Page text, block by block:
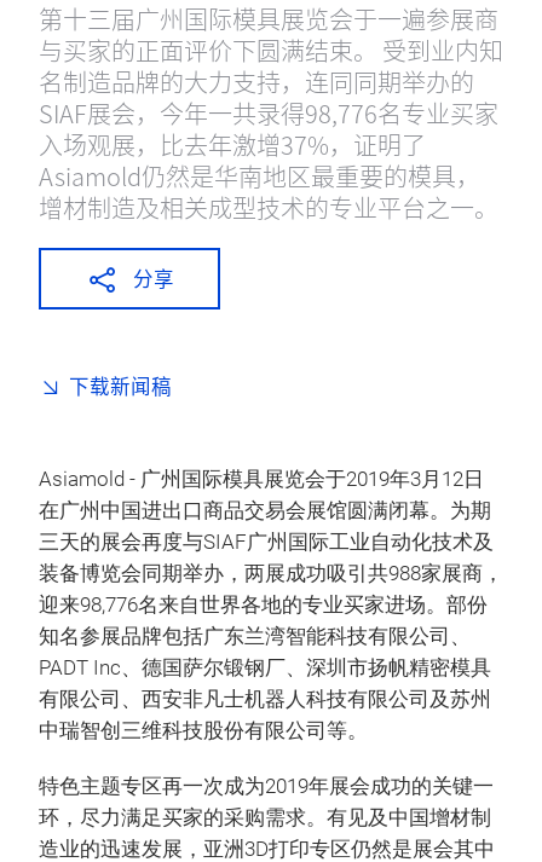
第十三届广州国际模具展览会于一遍参展商
与买家的正面评价下圆满结束。 受到业内知
名制造品牌的大力支持，连同同期举办的
SIAF展会，今年一共录得98,776名专业买家
入场观展，比去年激增37%，证明了
Asiamold仍然是华南地区最重要的模具，
增材制造及相关成型技术的专业平台之一。
分享
下载新闻稿
Asiamold - 广州国际模具展览会于2019年3月12日
在广州中国进出口商品交易会展馆圆满闭幕。为期
三天的展会再度与SIAF广州国际工业自动化技术及
装备博览会同期举办，两展成功吸引共988家展商，
迎来98,776名来自世界各地的专业买家进场。部份
知名参展品牌包括广东兰湾智能科技有限公司、
PADT Inc、德国萨尔锻钢厂、深圳市扬帆精密模具
有限公司、西安非凡士机器人科技有限公司及苏州
中瑞智创三维科技股份有限公司等。
特色主题专区再一次成为2019年展会成功的关键一
环，尽力满足买家的采购需求。有见及中国增材制
造业的迅速发展，亚洲3D打印专区仍然是展会其中